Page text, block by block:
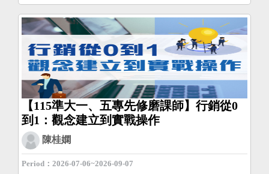
【115準大一、五專先修磨課師】行銷從0
到1：觀念建立到實戰操作
陳桂嫻
Period：2026-07-06~2026-09-07